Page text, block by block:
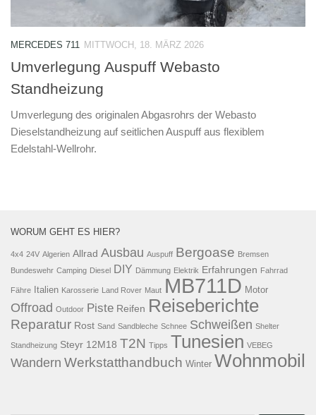
MERCEDES 711 MITTWOCH, 18. MÄRZ 2026
Umverlegung Auspuff Webasto
Standheizung
Umverlegung des originalen Abgasrohrs der Webasto
Dieselstandheizung auf seitlichen Auspuff aus flexiblem
Edelstahl-Wellrohr.
WORUM GEHT ES HIER?
4x4 24V Algerien Allrad Ausbau Auspuff Bergoase Bremsen
Bundeswehr Camping Diesel DIY Dämmung Elektrik Erfahrungen Fahrrad
Fähre Italien Karosserie Land Rover Maut MB711D Motor
Offroad Outdoor Piste Reifen Reiseberichte
Reparatur Rost Sand Sandbleche Schnee Schweißen Shelter
Standheizung Steyr 12M18 T2N Tipps Tunesien VEBEG
Wandern Werkstatthandbuch Winter Wohnmobil